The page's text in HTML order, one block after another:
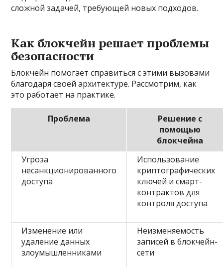
сложной задачей, требующей новых подходов.
Как блокчейн решает проблемы
безопасности
Блокчейн помогает справиться с этими вызовами
благодаря своей архитектуре. Рассмотрим, как
это работает на практике.
Проблема
Решение с
помощью
блокчейна
Угроза
несанкционированного
доступа
Использование
криптографических
ключей и смарт-
контрактов для
контроля доступа
Изменение или
удаление данных
злоумышленниками
Неизменяемость
записей в блокчейн-
сети